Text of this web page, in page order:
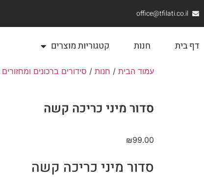
office@tfilati.co.il
דף בית חנות קטגוריות מוצרים
עמוד הבית / חנות / סידורים ברכונים ומחזורים
סדור מיני כריכה קשה
₪99.00
סדור מיני כריכה קשה